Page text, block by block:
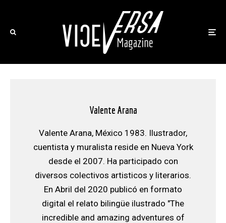
Valente Arana
Valente Arana, México 1983. Ilustrador,
cuentista y muralista reside en Nueva York
desde el 2007. Ha participado con
diversos colectivos artisticos y literarios.
En Abril del 2020 publicó en formato
digital el relato bilingüe ilustrado "The
incredible and amazing adventures of